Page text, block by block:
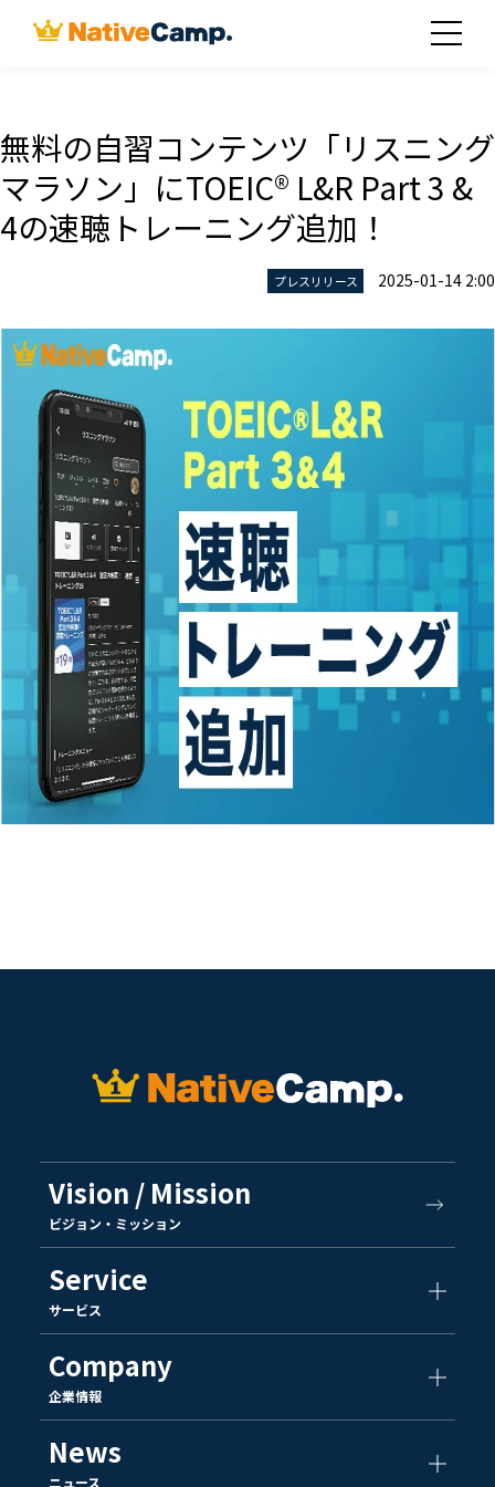
無料の自習コンテンツ「リスニング
マラソン」にTOEIC® L&R Part 3 &
4の速聴トレーニング追加！
プレスリリース 2025-01-14 2:00
Vision / Mission
ビジョン・ミッション
Service
サービス
Company
企業情報
News
ニュース